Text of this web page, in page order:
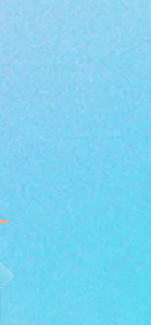
Sectur y Semarnat presentan el
primer Decálogo para impulsar una
inversión turística con bienestar y
sustentabilidad